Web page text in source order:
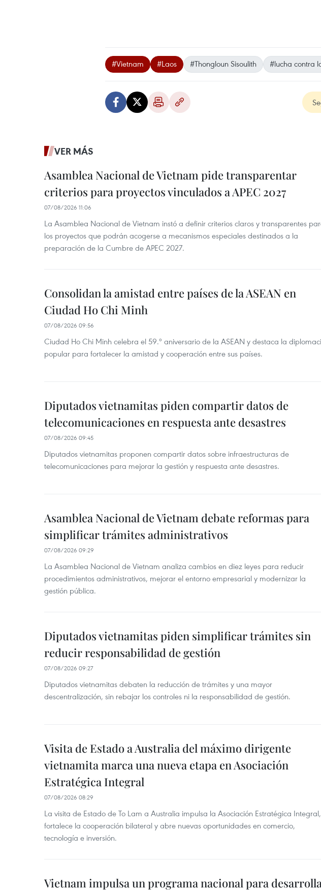
#Vietnam #Laos #Thongloun Sisoulith #lucha contra
VER MÁS
Asamblea Nacional de Vietnam pide transparentar
criterios para proyectos vinculados a APEC 2027
07/08/2026 11:06
La Asamblea Nacional de Vietnam instó a definir criterios claros y transparentes
los proyectos que podrán acogerse a mecanismos especiales destinados a la
preparación de la Cumbre de APEC 2027.
Consolidan la amistad entre países de la ASEAN en
Ciudad Ho Chi Minh
07/08/2026 09:56
Ciudad Ho Chi Minh celebra el 59.º aniversario de la ASEAN y destaca la
popular para fortalecer la amistad y cooperación entre sus países.
Diputados vietnamitas piden compartir datos de
telecomunicaciones en respuesta ante desastres
07/08/2026 09:45
Diputados vietnamitas proponen compartir datos sobre infraestructuras de
telecomunicaciones para mejorar la gestión y respuesta ante desastres.
Asamblea Nacional de Vietnam debate reformas para
simplificar trámites administrativos
07/08/2026 09:29
La Asamblea Nacional de Vietnam analiza cambios en diez leyes para reducir
procedimientos administrativos, mejorar el entorno empresarial y modernizar la
gestión pública.
Diputados vietnamitas piden simplificar trámites sin
reducir responsabilidad de gestión
07/08/2026 09:27
Diputados vietnamitas debaten la reducción de trámites y una mayor
descentralización, sin rebajar los controles ni la responsabilidad de gestión.
Visita de Estado a Australia del máximo dirigente
vietnamita marca una nueva etapa en Asociación
Estratégica Integral
07/08/2026 08:29
La visita de Estado de To Lam a Australia impulsa la Asociación Estratégica Integral,
fortalece la cooperación bilateral y abre nuevas oportunidades en comercio,
tecnología e inversión.
Vietnam impulsa un programa nacional para